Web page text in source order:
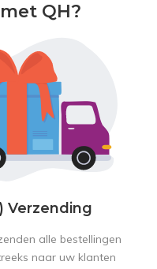
QH?
Verzending
alle bestellingen
naar uw klanten